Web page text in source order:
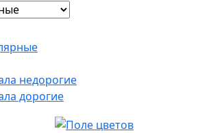
недорогие
дорогие